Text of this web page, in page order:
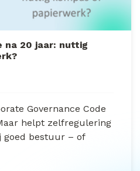
na 20 jaar: nuttig
Governance Code
helpt zelfregulering
goed bestuur – of